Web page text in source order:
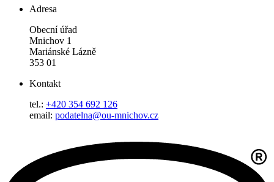
Adresa
Obecní úřad
Mnichov 1
Mariánské Lázně
353 01
Kontakt
tel.: +420 354 692 126
email: podatelna@ou-mnichov.cz